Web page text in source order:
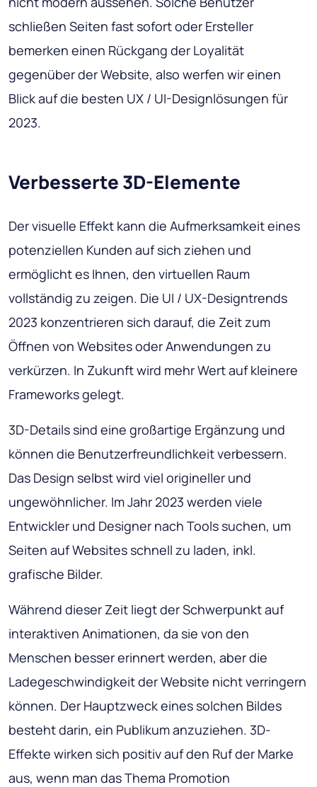
schließen Seiten fast sofort oder Ersteller
bemerken einen Rückgang der Loyalität
gegenüber der Website, also werfen wir einen
Blick auf die besten UX / UI-Designlösungen für
2023.
Verbesserte 3D-Elemente
Der visuelle Effekt kann die Aufmerksamkeit eines
potenziellen Kunden auf sich ziehen und
ermöglicht es Ihnen, den virtuellen Raum
vollständig zu zeigen. Die UI / UX-Designtrends
2023 konzentrieren sich darauf, die Zeit zum
Öffnen von Websites oder Anwendungen zu
verkürzen. In Zukunft wird mehr Wert auf kleinere
Frameworks gelegt.
3D-Details sind eine großartige Ergänzung und
können die Benutzerfreundlichkeit verbessern.
Das Design selbst wird viel origineller und
ungewöhnlicher. Im Jahr 2023 werden viele
Entwickler und Designer nach Tools suchen, um
Seiten auf Websites schnell zu laden, inkl.
grafische Bilder.
Während dieser Zeit liegt der Schwerpunkt auf
interaktiven Animationen, da sie von den
Menschen besser erinnert werden, aber die
Ladegeschwindigkeit der Website nicht verringern
können. Der Hauptzweck eines solchen Bildes
besteht darin, ein Publikum anzuziehen. 3D-
Effekte wirken sich positiv auf den Ruf der Marke
aus, wenn man das Thema Promotion